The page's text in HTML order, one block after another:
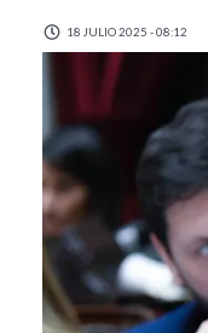
18 JULIO 2025 - 08:12